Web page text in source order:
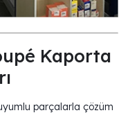
Kaporta
parçalarla çözüm